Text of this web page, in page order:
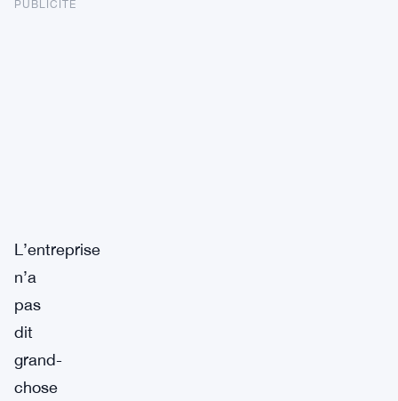
PUBLICITÉ
L’entreprise
n’a
pas
dit
grand-
chose